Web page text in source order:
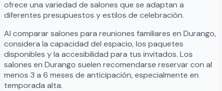
ofrece una variedad de salones que se adaptan a
diferentes presupuestos y estilos de celebración.
Al comparar salones para reuniones familiares en Durango,
considera la capacidad del espacio, los paquetes
disponibles y la accesibilidad para tus invitados. Los
salones en Durango suelen recomendarse reservar con al
menos 3 a 6 meses de anticipación, especialmente en
temporada alta.